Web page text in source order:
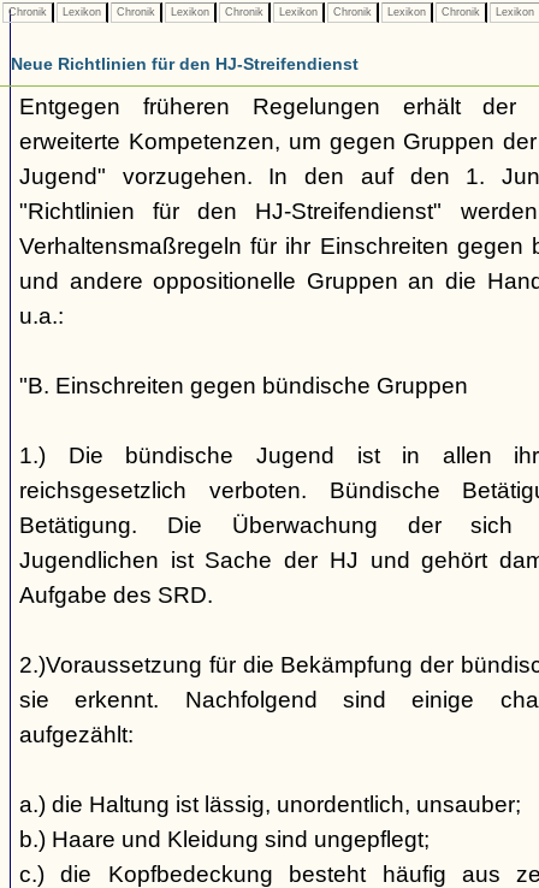
Chronik Lexikon Chronik Lexikon Chronik Lexikon Chronik Lexikon Chronik Lexikon
Neue Richtlinien für den HJ-Streifendienst
Entgegen früheren Regelungen erhält der
erweiterte Kompetenzen, um gegen Gruppen
Jugend" vorzugehen. In den auf den 1.
"Richtlinien für den HJ-Streifendienst"
Verhaltensmaßregeln für ihr Einschreiten gegen
und andere oppositionelle Gruppen an die
u.a.:
"B. Einschreiten gegen bündische Gruppen
1.) Die bündische Jugend ist in allen
reichsgesetzlich verboten. Bündische
Betätigung. Die Überwachung der sich
Jugendlichen ist Sache der HJ und gehört
Aufgabe des SRD.
2.)Voraussetzung für die Bekämpfung der
sie erkennt. Nachfolgend sind einige
aufgezählt:
a.) die Haltung ist lässig, unordentlich, unsauber;
b.) Haare und Kleidung sind ungepflegt;
c.) die Kopfbedeckung besteht häufig aus